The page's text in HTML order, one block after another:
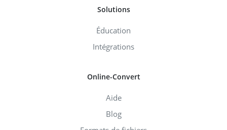
Solutions
Éducation
Intégrations
Online-Convert
Aide
Blog